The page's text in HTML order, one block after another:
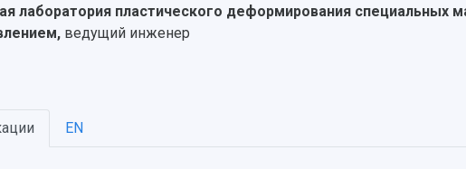
лаборатория пластического деформирования специальных
ведущий инженер
EN